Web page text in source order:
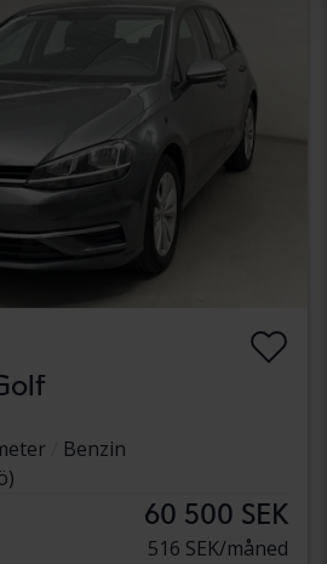
Benzin
60 500 SEK
516 SEK/måned